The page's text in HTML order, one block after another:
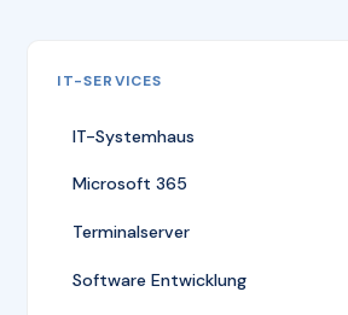
IT-SERVICES
IT-Systemhaus
Microsoft 365
Terminalserver
Software Entwicklung